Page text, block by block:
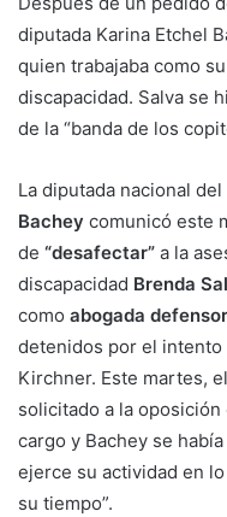
diputada Karina Etchel
quien trabajaba como
discapacidad. Salva se
de la “banda de los
La diputada nacional del
Bachey comunicó este
de “desafectar” a la
discapacidad Brenda
como abogada
detenidos por el
Kirchner. Este martes,
solicitado a la oposición
cargo y Bachey se
ejerce su actividad en
su tiempo”.